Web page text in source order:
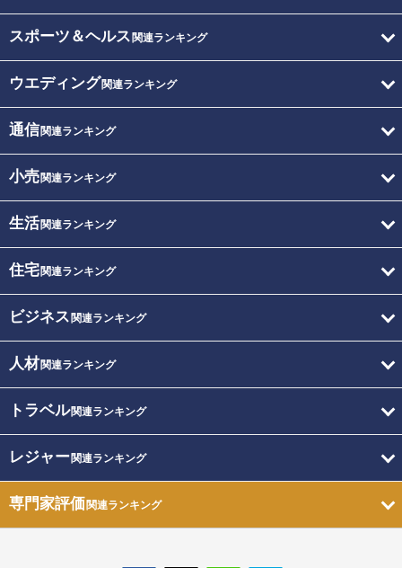
スポーツ＆ヘルス 関連ランキング
ウエディング関連ランキング
通信関連ランキング
小売関連ランキング
生活関連ランキング
住宅関連ランキング
ビジネス 関連ランキング
人材関連ランキング
トラベル関連ランキング
レジャー関連ランキング
専門家評価関連ランキング